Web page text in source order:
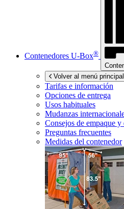
Contenedores U-Box®
Volver al menú principal
Tarifas e información
Opciones de entrega
Usos habituales
Mudanzas
Consejos de empaque y
Preguntas frecuentes
Medidas del contenedor